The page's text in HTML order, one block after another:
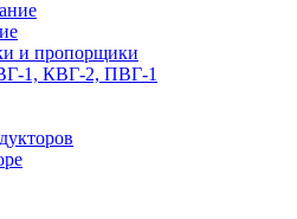
и пропорщики
1, КВГ-2, ПВГ-1